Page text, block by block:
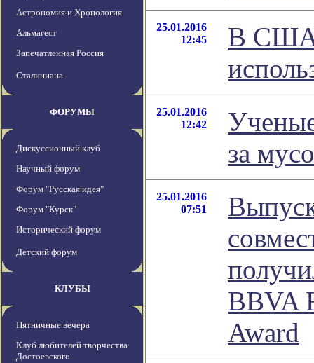
Астрономия и Хронология
Альмагест
Запечатленная Россия
Сталиниана
ФОРУМЫ
Дискуссионный клуб
Научный форум
Форум "Русская идея"
Форум "Курск"
Исторический форум
Детский форум
КЛУБЫ
Пятничные вечера
Клуб любителей творчества
Достоевского
25.01.2016
12:45
В США
25.01.2016
12:42
за
25.01.2016
07:51
BBVA
Award